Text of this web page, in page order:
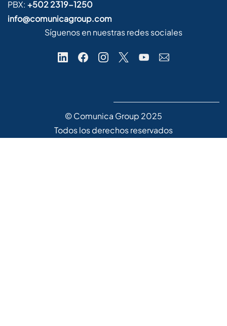
PBX: +502 2319-1250
info@comunicagroup.com
Síguenos en nuestras redes sociales
© Comunica Group 2025
Todos los derechos reservados